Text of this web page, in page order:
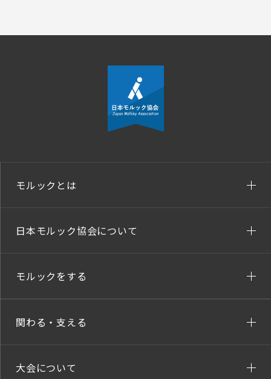
モルックとは
日本モルック協会について
モルックをする
関わる・支える
大会について